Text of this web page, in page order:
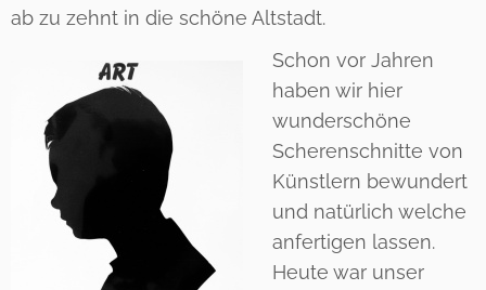
ab zu zehnt in die schöne Altstadt.
Schon vor Jahren
haben wir hier
wunderschöne
Scherenschnitte von
Künstlern bewundert
und natürlich welche
anfertigen lassen.
Heute war unser